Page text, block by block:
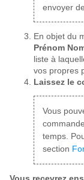
envoyer
En objet du
Prénom
liste à
vos propres
Laissez le
Vous
temps.
section